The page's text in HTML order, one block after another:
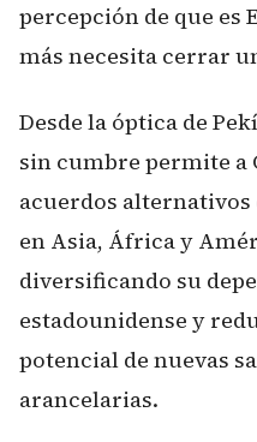
percepción de que es
más necesita cerrar
Desde la óptica de
sin cumbre permite a
acuerdos
en Asia, África y
diversificando su
estadounidense y
potencial de nuevas
arancelarias.